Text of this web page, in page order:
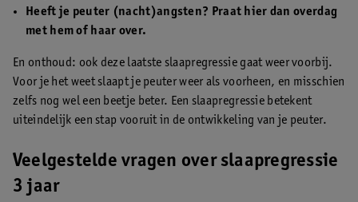
Heeft je peuter (nacht)angsten? Praat hier dan overdag
met hem of haar over.
En onthoud: ook deze laatste slaapregressie gaat weer voorbij.
Voor je het weet slaapt je peuter weer als voorheen, en misschien
zelfs nog wel een beetje beter. Een slaapregressie betekent
uiteindelijk een stap vooruit in de ontwikkeling van je peuter.
Veelgestelde vragen over slaapregressie
3 jaar